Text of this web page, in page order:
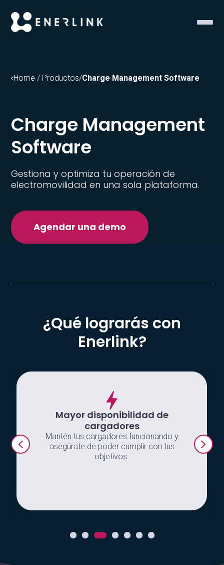
Home / Productos/Charge Management Software
Charge Management
Software
Gestiona y optimiza tu operación de
electromovilidad en una sola plataforma.
Agendar una demo
¿Qué lograrás con
Enerlink?
Mayor disponibilidad de
cargadores
Mantén tus cargadores funcionando y
asegúrate de poder cumplir con tus
objetivos.